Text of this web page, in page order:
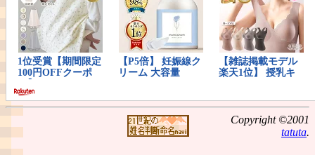
Copyright ©2001
tatuta.